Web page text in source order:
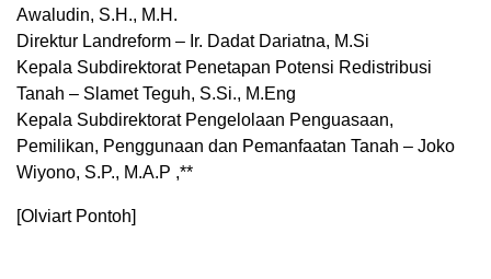
Awaludin, S.H., M.H.
Direktur Landreform – Ir. Dadat Dariatna, M.Si
Kepala Subdirektorat Penetapan Potensi Redistribusi
Tanah – Slamet Teguh, S.Si., M.Eng
Kepala Subdirektorat Pengelolaan Penguasaan,
Pemilikan, Penggunaan dan Pemanfaatan Tanah – Joko
Wiyono, S.P., M.A.P ,**
[Olviart Pontoh]